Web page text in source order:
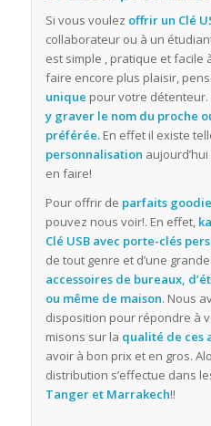
Si vous voulez offrir un Clé
collaborateur ou à un
est simple , pratique et facile
faire encore plus plaisir,
unique pour votre détenteur.
y graver le nom du proche
préférée.En effet il existe
personnalisation
en faire!
Pour offrir de parfaits
pouvez nous voir!. En effet,
Clé USB avec porte-clés
de tout genre et d’une
accessoires de bureaux,
ou même de maison. Nous
disposition pour répondre à
misons sur la qualité de ces
avoir à bon prix et en gros.
distribution s’effectue dans
Tanger et Marrakech!!